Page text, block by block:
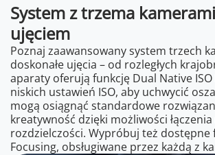
System z trzema
ujęciem
Poznaj zaawansowany system trzech
doskonałe ujęcia – od rozległych
aparaty oferują funkcję Dual Native
niskich ustawień ISO, aby uchwycić
mogą osiągnąć standardowe
kreatywność dzięki możliwości
rozdzielczości. Wypróbuj też dostępne
Focusing, obsługiwane przez każdą z